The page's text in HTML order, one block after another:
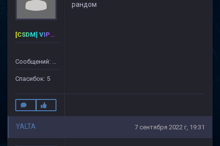
[CSDM] VIP-PREMIUM
Сообщений: 127
Спасибок: 5
рандом
YALTA 7 сентября 2022 г, 19:31